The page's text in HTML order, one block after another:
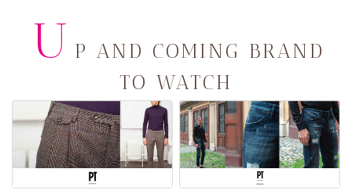
U P AND COMING BRAND
TO WATCH